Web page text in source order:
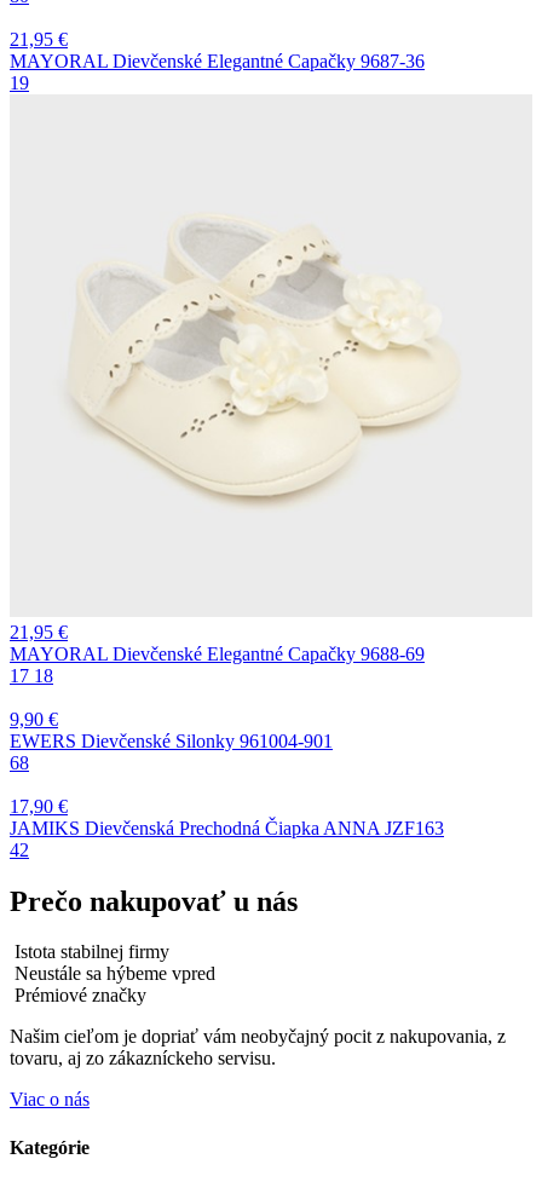
21,95 €
MAYORAL Dievčenské Elegantné Capačky 9687-36
19
21,95 €
MAYORAL Dievčenské Elegantné Capačky 9688-69
17 18
9,90 €
EWERS Dievčenské Silonky 961004-901
68
17,90 €
JAMIKS Dievčenská Prechodná Čiapka ANNA JZF163
42
Prečo nakupovať u nás
Istota stabilnej firmy
Neustále sa hýbeme vpred
Prémiové značky
Našim cieľom je dopriať vám neobyčajný pocit z nakupovania, z
tovaru, aj zo zákazníckeho servisu.
Viac o nás
Kategórie